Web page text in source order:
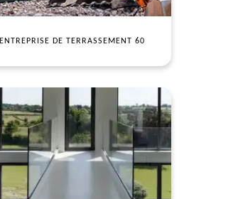
ENTREPRISE DE TERRASSEMENT 60